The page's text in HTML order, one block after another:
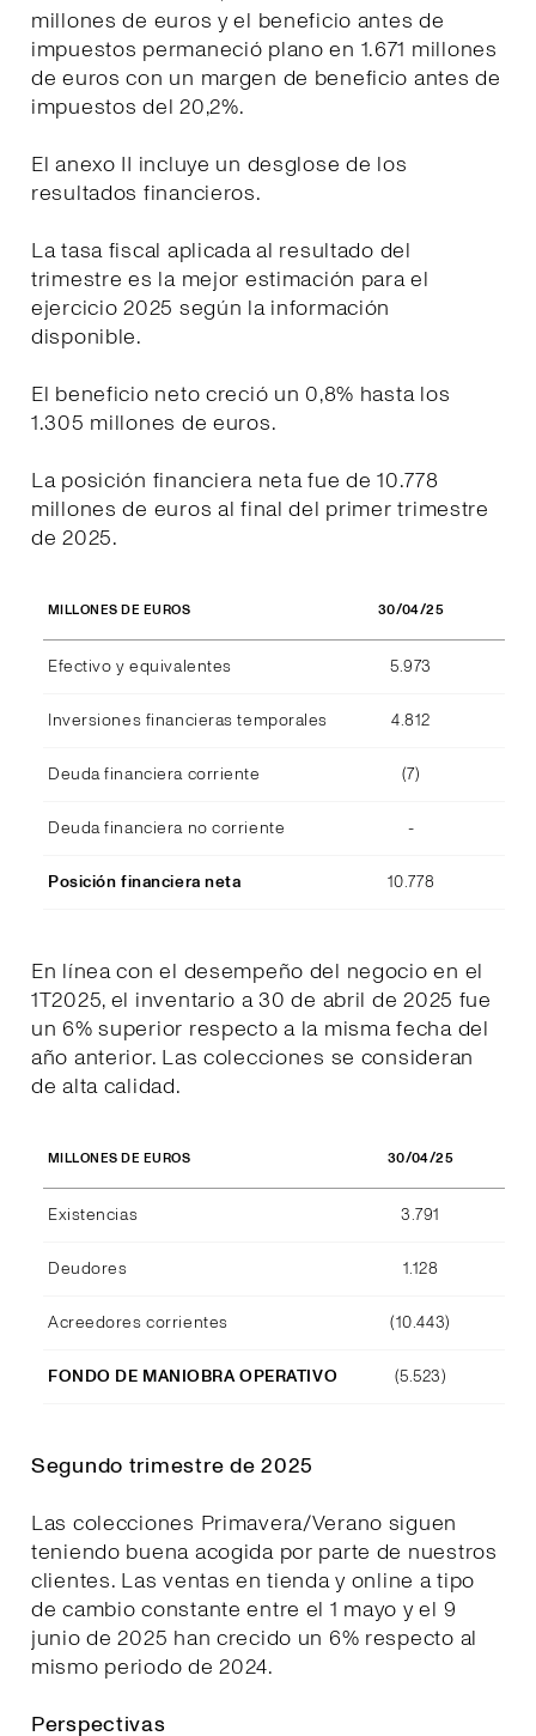
millones de euros y el beneficio antes de
impuestos permaneció plano en 1.671 millones
de euros con un margen de beneficio antes de
impuestos del 20,2%.
El anexo II incluye un desglose de los
resultados financieros.
La tasa fiscal aplicada al resultado del
trimestre es la mejor estimación para el
ejercicio 2025 según la información
disponible.
El beneficio neto creció un 0,8% hasta los
1.305 millones de euros.
La posición financiera neta fue de 10.778
millones de euros al final del primer trimestre
de 2025.
MILLONES DE EUROS 30/04/25
Efectivo y equivalentes 5.973
Inversiones financieras temporales 4.812
Deuda financiera corriente (7)
Deuda financiera no corriente -
Posición financiera neta 10.778
En línea con el desempeño del negocio en el
1T2025, el inventario a 30 de abril de 2025 fue
un 6% superior respecto a la misma fecha del
año anterior. Las colecciones se consideran
de alta calidad.
MILLONES DE EUROS 30/04/25
Existencias 3.791
Deudores 1.128
Acreedores corrientes (10.443)
FONDO DE MANIOBRA OPERATIVO (5.523)
Segundo trimestre de 2025
Las colecciones Primavera/Verano siguen
teniendo buena acogida por parte de nuestros
clientes. Las ventas en tienda y online a tipo
de cambio constante entre el 1 mayo y el 9
junio de 2025 han crecido un 6% respecto al
mismo periodo de 2024.
Perspectivas